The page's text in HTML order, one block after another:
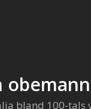
bland 100-tals